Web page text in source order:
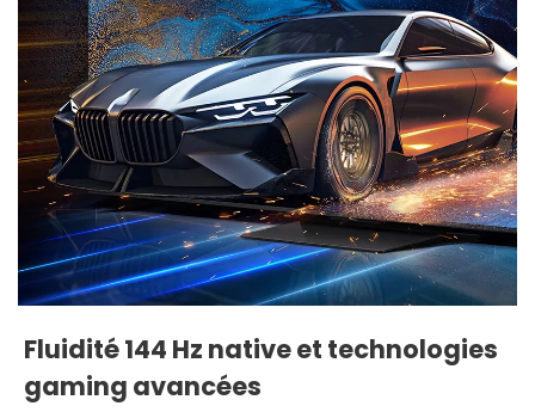
Fluidité 144 Hz native et technologies
gaming avancées